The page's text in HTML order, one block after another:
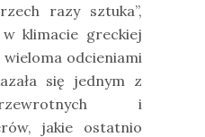
razy sztuka”,
klimacie greckiej
odcieniami
się jednym z
i
jakie ostatnio